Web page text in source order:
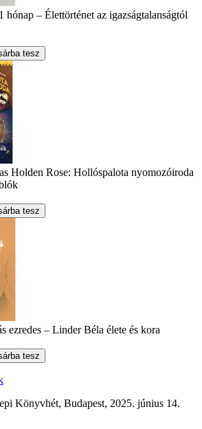
– Élettörténet az igazságtalanságtól
tesz
Holden Rose: Hollóspalota nyomozóiroda
tesz
ezredes – Linder Béla élete és kora
tesz
Könyvhét, Budapest, 2025. június 14.